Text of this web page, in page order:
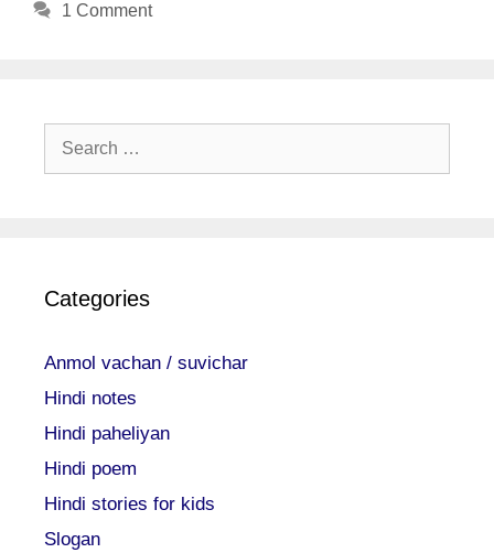
1 Comment
Search
Categories
Anmol vachan / suvichar
Hindi notes
Hindi paheliyan
Hindi poem
Hindi stories for kids
Slogan